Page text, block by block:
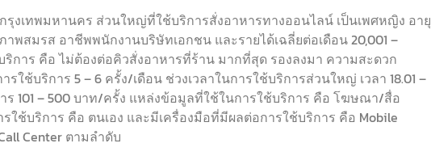
รุงเทพมหานคร ส่วนใหญ่ที่ใช้บริการสั่งอาหารทางออนไลน์ เป็นเพศหญิง อายุ
พสมรส อาชีพพนักงานบริษัทเอกชน และรายได้เฉลี่ยต่อเดือน 20,001 –
การ คือ ไม่ต้องต่อคิวสั่งอาหารที่ร้าน มากที่สุด รองลงมา ความสะดวก
ใช้บริการ 5 – 6 ครั้ง/เดือน ช่วงเวลาในการใช้บริการส่วนใหญ่ เวลา 18.01 –
ร 101 – 500 บาท/ครั้ง แหล่งข้อมูลที่ใช้ในการใช้บริการ คือ โฆษณา/สื่อ
ช้บริการ คือ ตนเอง และมีเครื่องมือที่มีผลต่อการใช้บริการ คือ Mobile
Center ตามลำดับ